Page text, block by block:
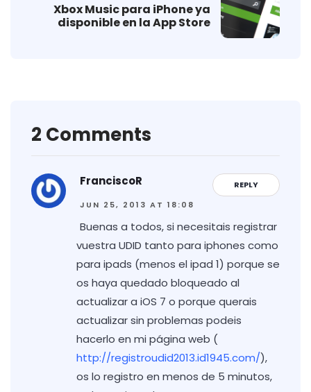
Xbox Music para iPhone ya
disponible en la App Store
2 Comments
REPLY
FranciscoR
JUN 25, 2013 AT 18:08
Buenas a todos, si necesitais registrar
vuestra UDID tanto para iphones como
para ipads (menos el ipad 1) porque se
os haya quedado bloqueado al
actualizar a iOS 7 o porque querais
actualizar sin problemas podeis
hacerlo en mi página web (
http://registroudid2013.id1945.com/),
os lo registro en menos de 5 minutos,